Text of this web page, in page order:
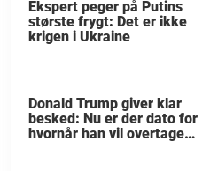
Ekspert peger på Putins
største frygt: Det er ikke
krigen i Ukraine
Donald Trump giver klar
besked: Nu er der dato for
hvornår han vil overtage